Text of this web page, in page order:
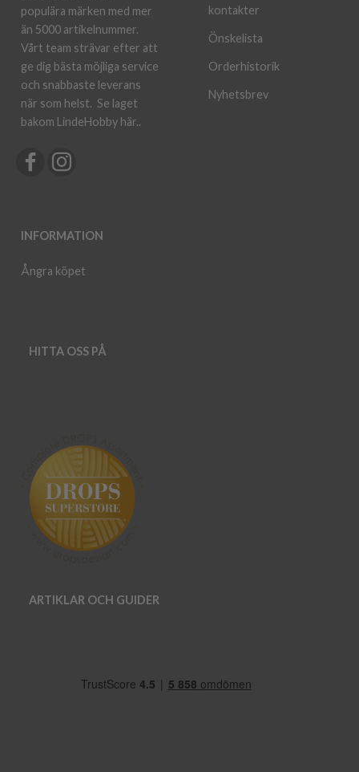
populära märken med mer
än 5000 artikelnummer.
Vårt team strävar efter att
ge dig bästa möjliga service
och snabbaste leverans
när som helst. Se laget
bakom LindeHobby här..
INFORMATION
Ångra köpet
kontakter
Önskelista
Orderhistorik
Nyhetsbrev
HITTA OSS PÅ
ARTIKLAR OCH GUIDER